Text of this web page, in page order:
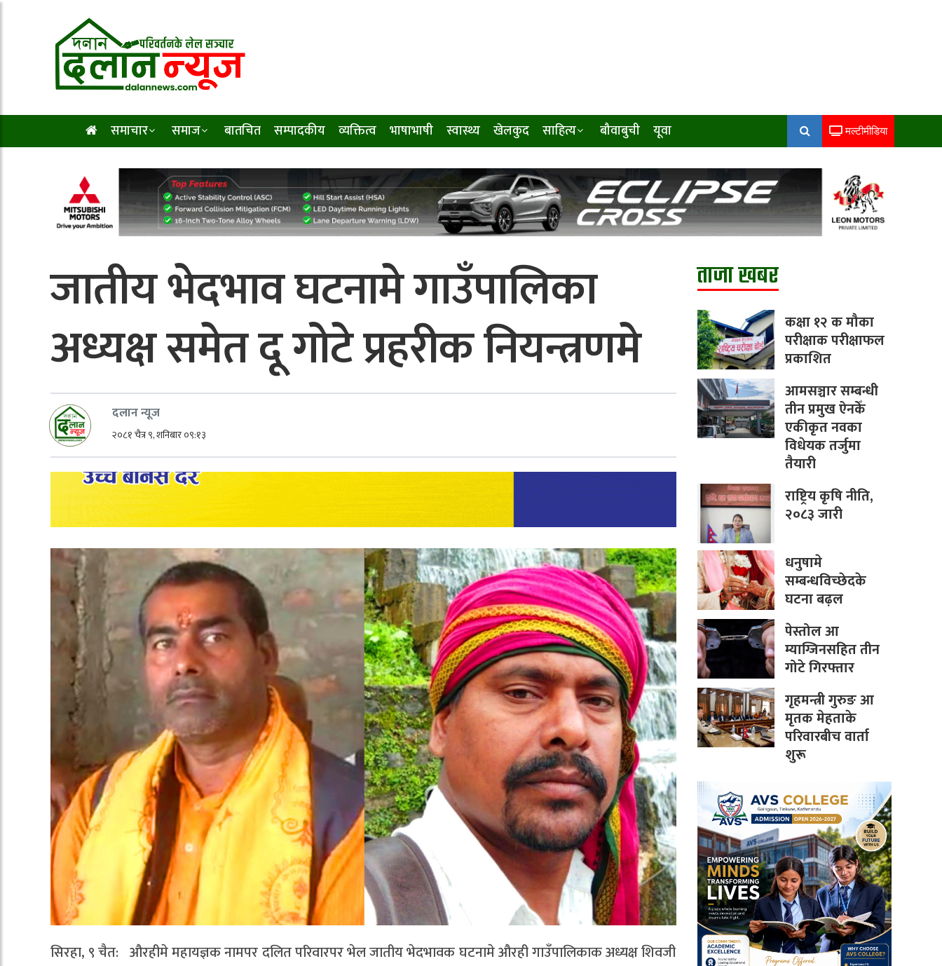
समाचार समाज बातचित सम्पादकीय व्यक्तित्व भाषाभाषी स्वास्थ्य खेलकुद साहित्य बौवाबुची यूवा मल्टीमीडिया
जातीय भेदभाव घटनामे गाउँपालिका
अध्यक्ष समेत दू गोटे प्रहरीक नियन्त्रणमे
दलान न्यूज
२०८१ चैत्र ९, शनिबार ०९:१३
सिरहा, ९ चैत: औरहीमे महायज्ञक नामपर दलित परिवारपर भेल जातीय भेदभावक घटनामे औरही गाउँपालिकाक अध्यक्ष शिवजी
ताजा खबर
कक्षा १२ क मौका
परीक्षाक परीक्षाफल
प्रकाशित
आमसञ्चार सम्बन्धी
तीन प्रमुख ऐनकेँ
एकीकृत नवका
विधेयक तर्जुमा
तैयारी
राष्ट्रिय कृषि नीति,
२०८३ जारी
धनुषामे
सम्बन्धविच्छेदके
घटना बढ़ल
पेस्तोल आ
म्याग्जिनसहित तीन
गोटे गिरफ्तार
गृहमन्त्री गुरुङ आ
मृतक मेहताके
परिवारबीच वार्ता
शुरू